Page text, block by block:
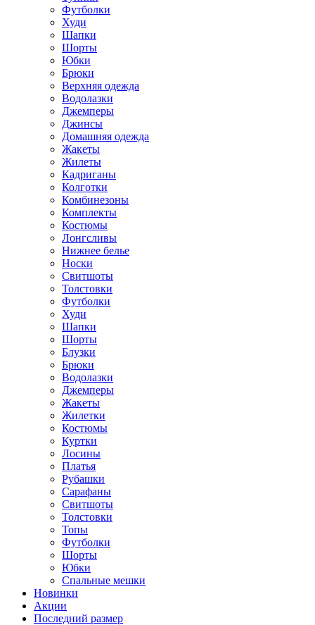
Футболки
Худи
Шапки
Шорты
Юбки
Брюки
Верхняя одежда
Водолазки
Джемперы
Джинсы
Домашняя одежда
Жакеты
Жилеты
Кадриганы
Колготки
Комбинезоны
Комплекты
Костюмы
Лонгсливы
Нижнее белье
Носки
Свитшоты
Толстовки
Футболки
Худи
Шапки
Шорты
Блузки
Брюки
Водолазки
Джемперы
Жакеты
Жилетки
Костюмы
Куртки
Лосины
Платья
Рубашки
Сарафаны
Свитшоты
Толстовки
Топы
Футболки
Шорты
Юбки
Спальные мешки
Новинки
Акции
Последний размер